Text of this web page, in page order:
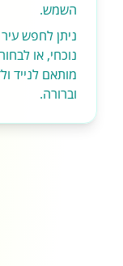
השמש.
ניתן לחפש
נוכחי, או
מותאם לנייד
וברורה.